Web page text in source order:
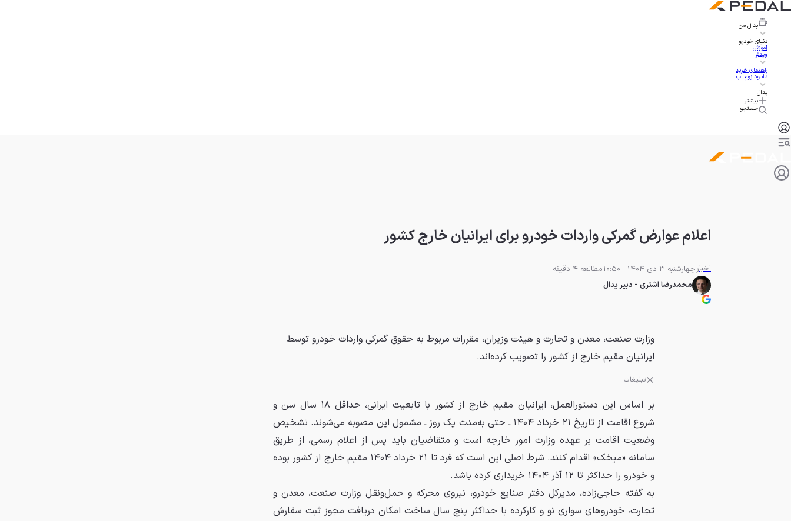
پدال من
دنیای خودرو
آموزش
ویدئو
راهنمای خرید
دانلود زوم اپ
پدال
بیشتر
جستجو
اعلام عوارض گمرکی واردات خودرو برای ایرانیان خارج کشور
اخبارچهارشنبه 3 دی 1404 - 10:50
مطالعه 4 دقیقه
محمدرضا اشتری - دبیر پدال
وزارت صنعت، معدن و تجارت و هیئت وزیران، مقررات مربوط به حقوق گمرکی واردات خودرو توسط
ایرانیان مقیم خارج از کشور را تصویب کرده‌اند.
تبلیغات
بر اساس این دستورالعمل، ایرانیان مقیم خارج از کشور با تابعیت ایرانی، حداقل ۱۸ سال سن و
شروع اقامت از تاریخ ۲۱ خرداد ۱۴۰۴ ـ حتی به‌مدت یک روز ـ مشمول این مصوبه می‌شوند. تشخیص
وضعیت اقامت بر عهده وزارت امور خارجه است و متقاضیان باید پس از اعلام رسمی، از طریق
سامانه «میخک» اقدام کنند. شرط اصلی این است که فرد تا ۲۱ خرداد ۱۴۰۴ مقیم خارج از کشور بوده
و خودرو را حداکثر تا ۱۲ آذر ۱۴۰۴ خریداری کرده باشد.
به گفته حاجی‌زاده، مدیرکل دفتر صنایع خودرو، نیروی محرکه و حمل‌ونقل وزارت صنعت، معدن و
تجارت، خودروهای سواری نو و کارکرده با حداکثر پنج سال ساخت امکان دریافت مجوز ثبت سفارش